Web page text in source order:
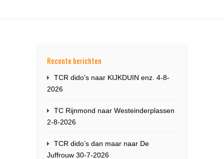
Recente berichten
TCR dido’s naar KIJKDUIN enz. 4-8-
2026
TC Rijnmond naar Westeinderplassen
2-8-2026
TCR dido’s dan maar naar De
Juffrouw 30-7-2026